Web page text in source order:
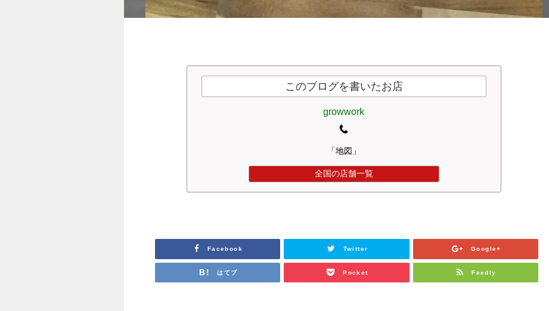
このブログを書いたお店
growwork
「地図」
全国の店舗一覧
Facebook Twitter Google+
はてブ Pocket Feedly